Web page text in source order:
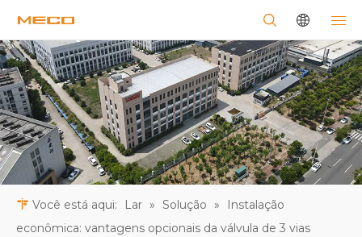
Você está aqui: Lar » Solução »
Instalação
econômica: vantagens opcionais da válvula de 3 vias